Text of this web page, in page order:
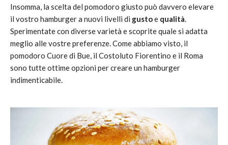
Insomma, la scelta del pomodoro giusto può davvero elevare
il vostro hamburger a nuovi livelli di gustoe qualità.
Sperimentate con diverse varietà e scoprite quale si adatta
meglio alle vostre preferenze. Come abbiamo visto, il
pomodoro Cuore di Bue, il Costoluto Fiorentino e il Roma
sono tutte ottime opzioni per creare un hamburger
indimenticabile.